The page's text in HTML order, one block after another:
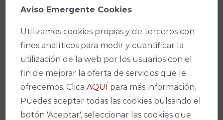
Link
Espectáculos relacionados
No se ha encontrado un evento relacionado.
Aviso Emergente Cookies
Utilizamos cookies propias y de terceros con
fines analíticos para medir y cuantificar la
utilización de la web por los usuarios con el
fin de mejorar la oferta de servicios que le
ofrecemos. ClicaAQUÍ para más información.
Puedes aceptar todas las cookies pulsando el
botón 'Aceptar', seleccionar las cookies que